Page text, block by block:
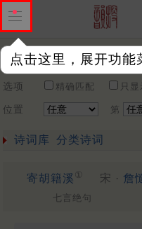
点击这里，展开功能
关键词
选项 精确匹配 只
位置 第
诗词库 分类诗词
寄胡籍溪 ① 宋 · 詹
七言绝句